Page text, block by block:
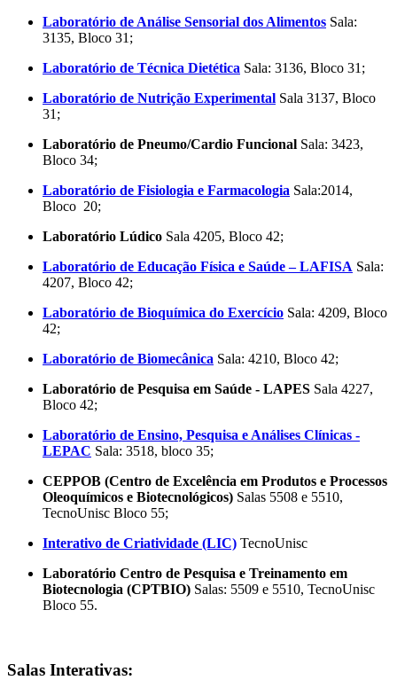
Laboratório de Análise Sensorial dos Alimentos Sala:
3135, Bloco 31;
Laboratório de Técnica Dietética Sala: 3136, Bloco 31;
Laboratório de Nutrição Experimental Sala 3137, Bloco
31;
Laboratório de Pneumo/Cardio Funcional Sala: 3423,
Bloco 34;
Laboratório de Fisiologia e Farmacologia Sala:2014,
Bloco 20;
Laboratório Lúdico Sala 4205, Bloco 42;
Laboratório de Educação Física e Saúde – LAFISA Sala:
4207, Bloco 42;
Laboratório de Bioquímica do Exercício Sala: 4209, Bloco
42;
Laboratório de Biomecânica Sala: 4210, Bloco 42;
Laboratório de Pesquisa em Saúde - LAPES Sala 4227,
Bloco 42;
Laboratório de Ensino, Pesquisa e Análises Clínicas -
LEPAC Sala: 3518, bloco 35;
CEPPOB (Centro de Excelência em Produtos e Processos
Oleoquímicos e Biotecnológicos) Salas 5508 e 5510,
TecnoUnisc Bloco 55;
Interativo de Criatividade (LIC) TecnoUnisc
Laboratório Centro de Pesquisa e Treinamento em
Biotecnologia (CPTBIO) Salas: 5509 e 5510, TecnoUnisc
Bloco 55.
Salas Interativas: